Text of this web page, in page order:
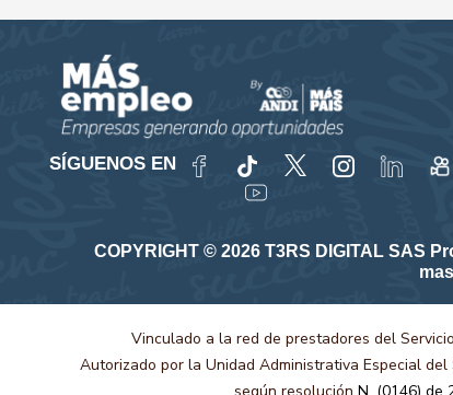
SÍGUENOS EN
COPYRIGHT © 2026 T3RS DIGITAL SAS
Vinculado a la red de prestadores del
Autorizado por la Unidad Administrativa Especial del